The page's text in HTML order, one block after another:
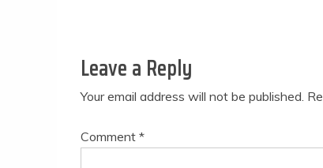
Leave a Reply
Your email address will not be published.
Comment *